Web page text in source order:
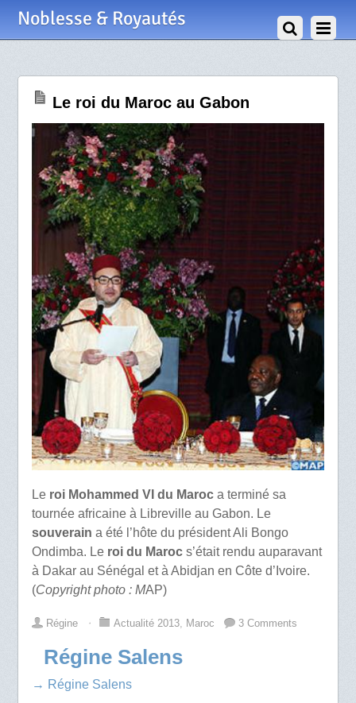
Noblesse & Royautés
Le roi du Maroc au Gabon
Le roi Mohammed VI du Maroca terminé sa
tournée africaine à Libreville au Gabon. Le
souverain a été l’hôte du président Ali Bongo
Ondimba. Le roi du Marocs’était rendu auparavant
à Dakar au Sénégal et à Abidjan en Côte d’Ivoire.
(Copyright photo : MAP)
Régine ⋅ Actualité 2013, Maroc 3 Comments
Régine Salens
→ Régine Salens